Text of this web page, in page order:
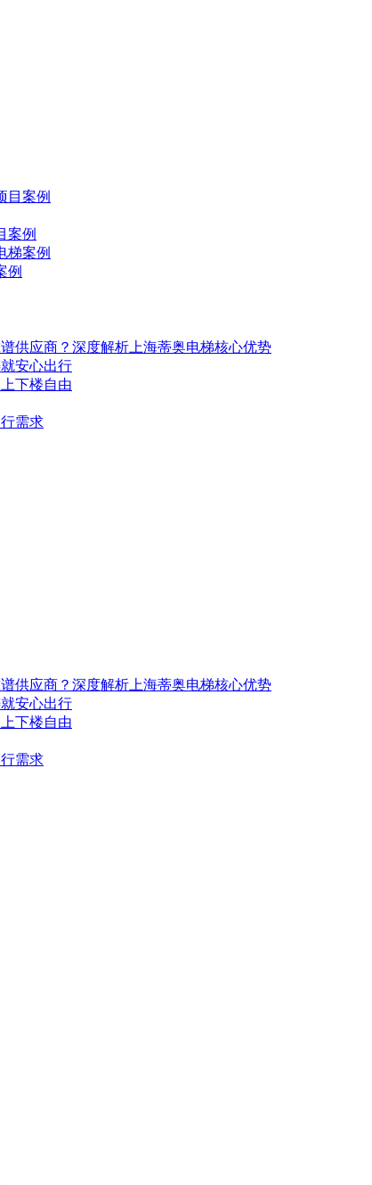
目案例
案例
梯案例
例
供应商？深度解析上海蒂奥电梯核心优势
安心出行
下楼自由
需求
供应商？深度解析上海蒂奥电梯核心优势
安心出行
下楼自由
需求